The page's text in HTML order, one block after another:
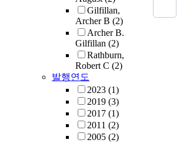
Gilfillan,
Archer B (2)
Archer B.
Gilfillan (2)
Rathburn,
Robert C (2)
발행연도
2023 (1)
2019 (3)
2017 (1)
2011 (2)
2005 (2)